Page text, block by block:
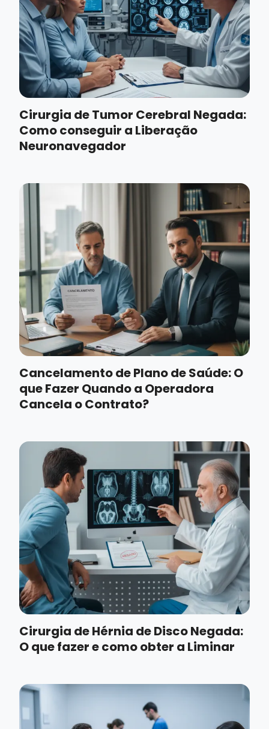
Cirurgia de Tumor Cerebral Negada:
Como conseguir a Liberação
Neuronavegador
Cancelamento de Plano de Saúde: O
que Fazer Quando a Operadora
Cancela o Contrato?
Cirurgia de Hérnia de Disco Negada:
O que fazer e como obter a Liminar